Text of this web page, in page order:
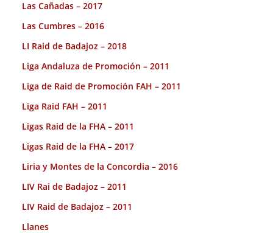
Las Cañadas – 2017
Las Cumbres – 2016
LI Raid de Badajoz – 2018
Liga Andaluza de Promoción – 2011
Liga de Raid de Promoción FAH – 2011
Liga Raid FAH – 2011
Ligas Raid de la FHA – 2011
Ligas Raid de la FHA – 2017
Liria y Montes de la Concordia – 2016
LIV Rai de Badajoz – 2011
LIV Raid de Badajoz – 2011
Llanes